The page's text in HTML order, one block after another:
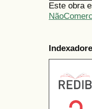
Este obra